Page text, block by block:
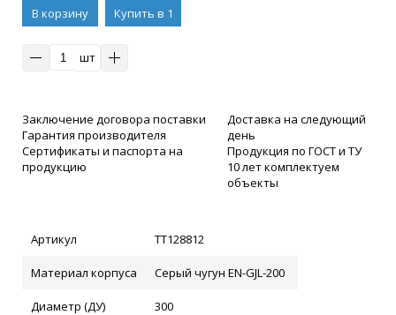
В корзину
Купить в 1
шт
Заключение договора поставки
Гарантия производителя
Сертификаты и паспорта на
продукцию
Доставка на следующий
день
Продукция по ГОСТ и ТУ
10 лет комплектуем
объекты
Артикул ТТ128812
Материал корпуса Серый чугун EN-GJL-200
Диаметр (ДУ) 300